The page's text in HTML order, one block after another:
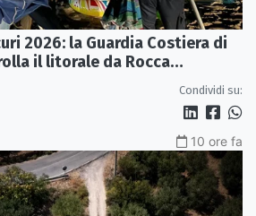
2026: la Guardia Costiera di
il litorale da Rocca
Condividi su:
10 ore fa